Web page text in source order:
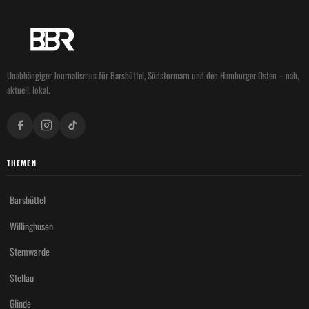
Unabhängiger Journalismus für Barsbüttel, Südstormarn und den Hamburger Osten – nah,
aktuell, lokal.
THEMEN
Barsbüttel
Willinghusen
Stemwarde
Stellau
Glinde